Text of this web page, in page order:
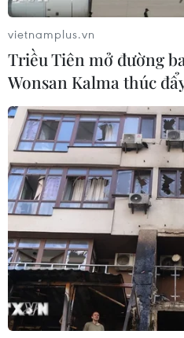
Thực hiện quyền tự
lợi cao nhất của thí
21/09/2021 07:45
Bộ GD&ĐT cho phép các
thí sinh điểm cao nhưng
tuyển như thế nào là do
vietnamplus.vn
Triều Tiên mở đường
Wonsan Kalma thúc